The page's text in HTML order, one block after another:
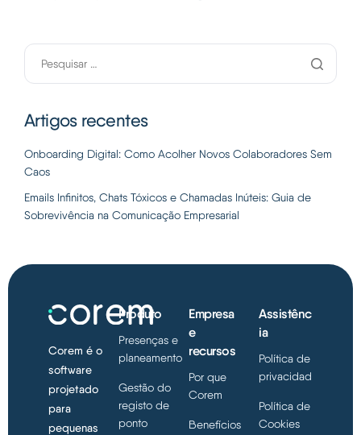
Artigos recentes
Onboarding Digital: Como Acolher Novos Colaboradores Sem
Caos
Emails Infinitos, Chats Tóxicos e Chamadas Inúteis: Guia de
Sobrevivência na Comunicação Empresarial
Corem é o
software
projetado
para
pequenas
Produto
Presenças e
planeamento
Gestão do
registo de
ponto
Empresa
e
recursos
Por que
Corem
Benefícios
Assistênc
ia
Política de
privacidad
Política de
Cookies